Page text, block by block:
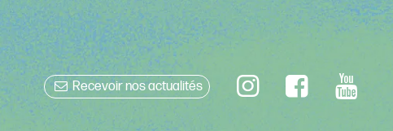
Recevoir nos actualités